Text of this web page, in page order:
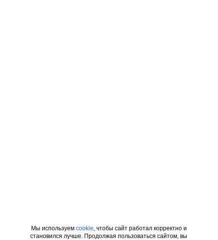
Мы используем cookie, чтобы сайт работал корректно и
становился лучше. Продолжая пользоваться сайтом, вы